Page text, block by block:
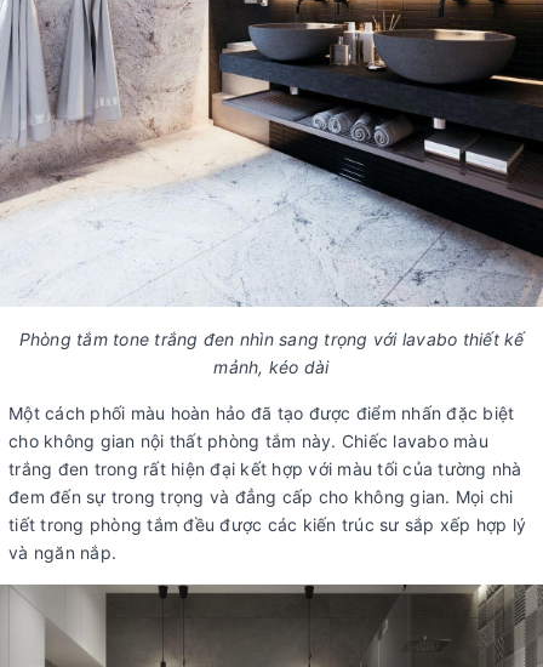
Phòng tắm tone trắng đen nhìn sang trọng với lavabo thiết kế
mảnh, kéo dài
Một cách phối màu hoàn hảo đã tạo được điểm nhấn đặc biệt
cho không gian nội thất phòng tắm này. Chiếc lavabo màu
trắng đen trong rất hiện đại kết hợp với màu tối của tường nhà
đem đến sự trong trọng và đẳng cấp cho không gian. Mọi chi
tiết trong phòng tắm đều được các kiến trúc sư sắp xếp hợp lý
và ngăn nắp.